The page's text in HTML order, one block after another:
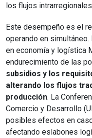
los flujos
Este desempeño es el
operando en
en economía y logística
endurecimiento de las
subsidios y los
alterando los flujos
producción. La
Comercio y Desarrollo
posibles efectos en
afectando eslabones